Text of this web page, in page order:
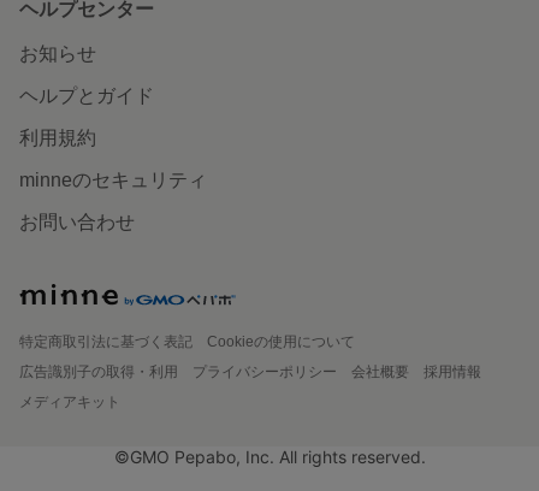
ヘルプセンター
お知らせ
ヘルプとガイド
利用規約
minneのセキュリティ
お問い合わせ
特定商取引法に基づく表記
Cookieの使用について
広告識別子の取得・利用
プライバシーポリシー 会社概要
採用情報
メディアキット
©GMO Pepabo, Inc. All rights reserved.